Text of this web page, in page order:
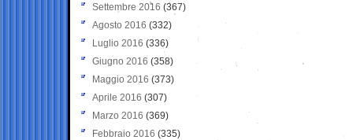
Settembre 2016 (367)
Agosto 2016 (332)
Luglio 2016 (336)
Giugno 2016 (358)
Maggio 2016 (373)
Aprile 2016 (307)
Marzo 2016 (369)
Febbraio 2016 (335)